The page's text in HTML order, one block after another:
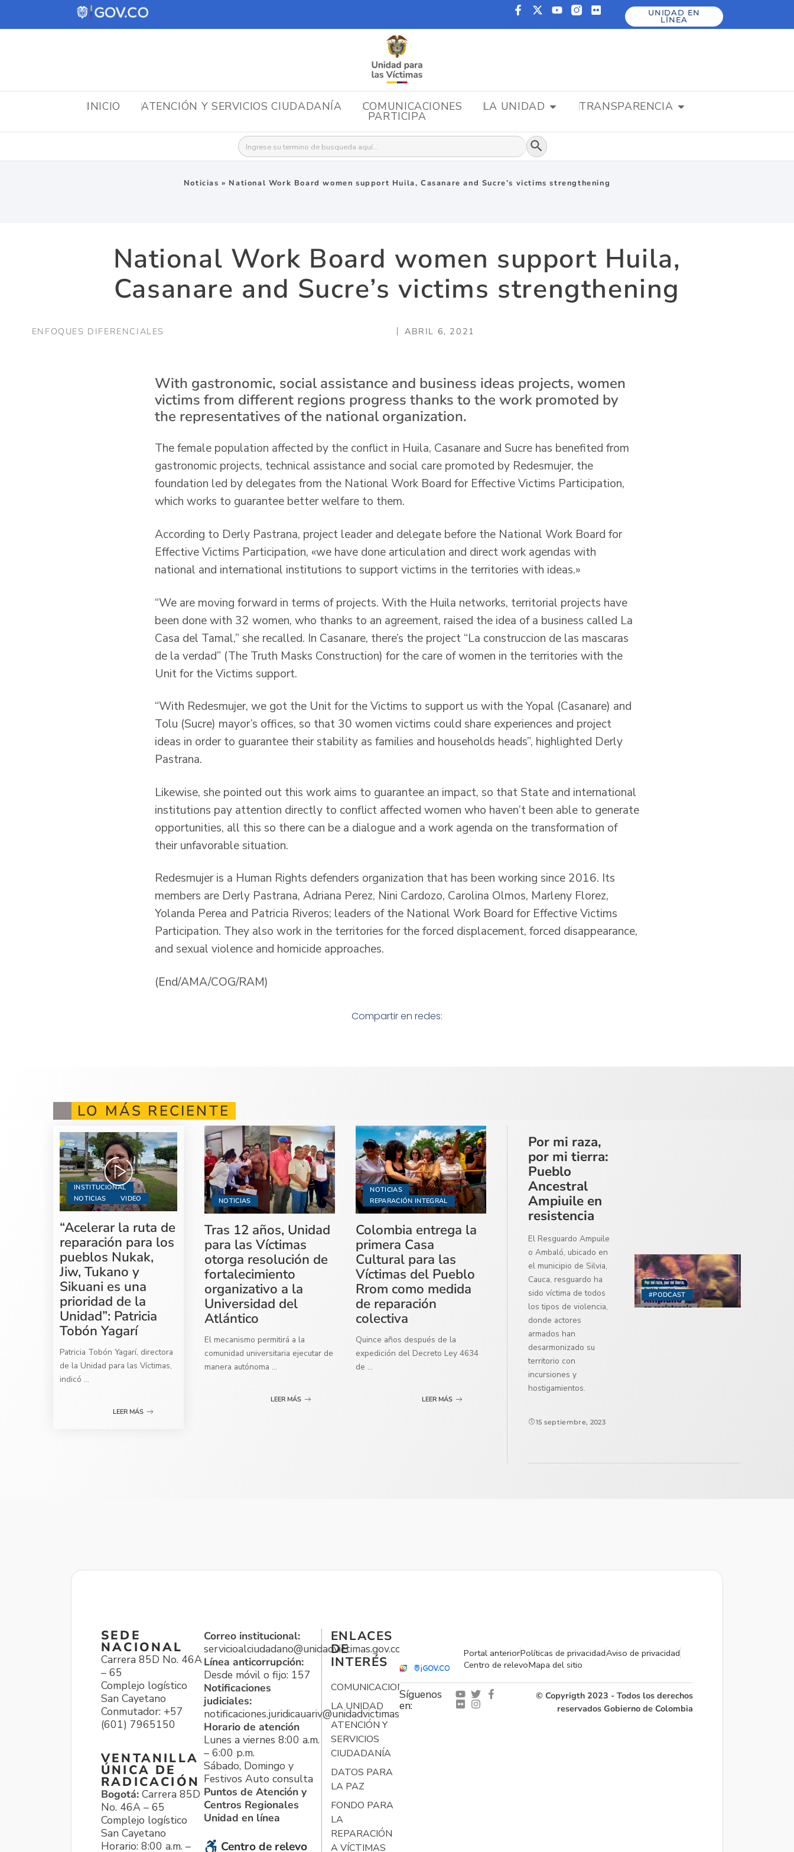
UNIDAD EN
LÍNEA
INICIO ATENCIÓN Y SERVICIOS CIUDADANÍA COMUNICACIONES LA UNIDAD TRANSPARENCIA
PARTICIPA
Buscar: Botón de búsqueda
Noticias » National Work Board women support Huila, Casanare and Sucre’s victims strengthening
National Work Board women support Huila,
Casanare and Sucre’s victims strengthening
ENFOQUES DIFERENCIALES ABRIL 6, 2021
With gastronomic, social assistance and business ideas projects, women
victims from different regions progress thanks to the work promoted by
the representatives of the national organization.
The female population affected by the conflict in Huila, Casanare and Sucre has benefited from
gastronomic projects, technical assistance and social care promoted by Redesmujer, the
foundation led by delegates from the National Work Board for Effective Victims Participation,
which works to guarantee better welfare to them.
According to Derly Pastrana, project leader and delegate before the National Work Board for
Effective Victims Participation, «we have done articulation and direct work agendas with
national and international institutions to support victims in the territories with ideas.»
“We are moving forward in terms of projects. With the Huila networks, territorial projects have
been done with 32 women, who thanks to an agreement, raised the idea of ​​a business called La
Casa del Tamal,” she recalled. In Casanare, there’s the project “La construccion de las mascaras
de la verdad” (The Truth Masks Construction) for the care of women in the territories with the
Unit for the Victims support.
“With Redesmujer, we got the Unit for the Victims to support us with the Yopal (Casanare) and
Tolu (Sucre) mayor’s offices, so that 30 women victims could share experiences and project
ideas in order to guarantee their stability as families and households heads”, highlighted Derly
Pastrana.
Likewise, she pointed out this work aims to guarantee an impact, so that State and international
institutions pay attention directly to conflict affected women who haven’t been able to generate
opportunities, all this so there can be a dialogue and a work agenda on the transformation of
their unfavorable situation.
Redesmujer is a Human Rights defenders organization that has been working since 2016. Its
members are Derly Pastrana, Adriana Perez, Nini Cardozo, Carolina Olmos, Marleny Florez,
Yolanda Perea and Patricia Riveros; leaders of the National Work Board for Effective Victims
Participation. They also work in the territories for the forced displacement, forced disappearance,
and sexual violence and homicide approaches.
(End/AMA/COG/RAM)
Compartir en redes:
LO MÁS RECIENTE
INSTITUCIONAL
NOTICIAS
VIDEO
“Acelerar la ruta de
reparación para los
pueblos Nukak,
Jiw, Tukano y
Sikuani es una
prioridad de la
Unidad”: Patricia
Tobón Yagarí
Patricia Tobón Yagarí, directora
de la Unidad para las Víctimas,
indicó ...
LEER MÁS
NOTICIAS
Tras 12 años, Unidad
para las Víctimas
otorga resolución de
fortalecimiento
organizativo a la
Universidad del
Atlántico
El mecanismo permitirá a la
comunidad universitaria ejecutar de
manera autónoma ...
LEER MÁS
NOTICIAS
REPARACIÓN INTEGRAL
Colombia entrega la
primera Casa
Cultural para las
Víctimas del Pueblo
Rrom como medida
de reparación
colectiva
Quince años después de la
expedición del Decreto Ley 4634
de ...
LEER MÁS
#PODCAST
Por mi raza,
por mi tierra:
Pueblo
Ancestral
Ampiuile en
resistencia
El Resguardo Ampuile
o Ambaló, ubicado en
el municipio de Silvia,
Cauca, resguardo ha
sido víctima de todos
los tipos de violencia,
donde actores
armados han
desarmonizado su
territorio con
incursiones y
hostigamientos.
15 septiembre, 2023
SEDE
NACIONAL
Carrera 85D No. 46A
– 65
Complejo logístico
San Cayetano
Conmutador: +57
(601) 7965150
VENTANILLA
ÚNICA DE
RADICACIÓN
Bogotá: Carrera 85D
No. 46A – 65
Complejo logístico
San Cayetano
Horario: 8:00 a.m. –
Correo institucional:
servicioalciudadano@unidadvictimas.gov.co
Línea anticorrupción:
Desde móvil o fijo: 157
Notificaciones
judiciales:
notificaciones.juridicauariv@unidadvictimas.gov.co
Horario de atención
Lunes a viernes 8:00 a.m.
– 6:00 p.m.
Sábado, Domingo y
Festivos Auto consulta
Puntos de Atención y
Centros Regionales
Unidad en línea
Centro de relevo
ENLACES
DE
INTERÉS
COMUNICACIONES
LA UNIDAD
ATENCIÓN Y
SERVICIOS
CIUDADANÍA
DATOS PARA
LA PAZ
FONDO PARA
LA
REPARACIÓN
A VÍCTIMAS
Portal anteriorPolíticas de privacidadAviso de privacidad
Centro de relevoMapa del sitio
Síguenos
en:
© Copyrigth 2023 - Todos los derechos
reservados Gobierno de Colombia